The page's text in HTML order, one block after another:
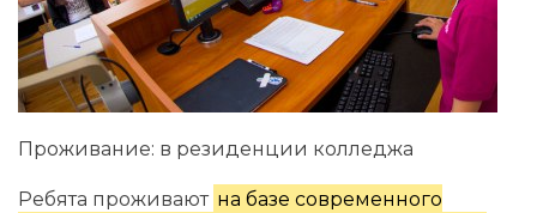
Проживание: в резиденции колледжа
Ребята проживают на базе современного